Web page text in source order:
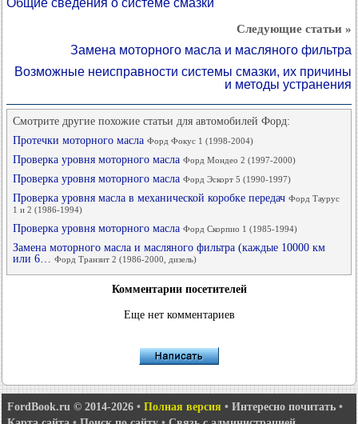
Общие сведения о системе смазки
Следующие статьи »
Замена моторного масла и масляного фильтра
Возможные неисправности системы смазки, их причины
и методы устранения
Смотрите другие похожие статьи для автомобилей Форд:
Протечки моторного масла Форд Фокус 1 (1998-2004)
Проверка уровня моторного масла Форд Мондео 2 (1997-2000)
Проверка уровня моторного масла Форд Эскорт 5 (1990-1997)
Проверка уровня масла в механической коробке передач Форд Таурус
1 и 2 (1986-1994)
Проверка уровня моторного масла Форд Скорпио 1 (1985-1994)
Замена моторного масла и масляного фильтра (каждые 10000 км
или 6… Форд Транзит 2 (1986-2000, дизель)
Комментарии посетителей
Еще нет комментариев
FordBook.ru © 2014-2026 • Полная версия • Интересно почитать •